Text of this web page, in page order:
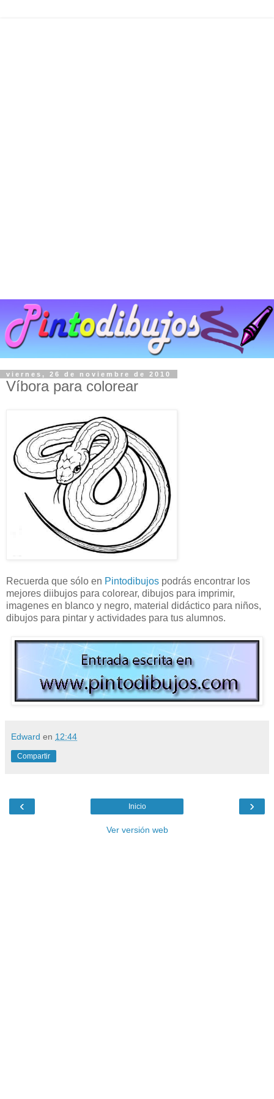
viernes, 26 de noviembre de 2010
Víbora para colorear
Recuerda que sólo en Pintodibujos podrás encontrar los
mejores diibujos para colorear, dibujos para imprimir,
imagenes en blanco y negro, material didáctico para niños,
dibujos para pintar y actividades para tus alumnos.
Edward en 12:44
Compartir
‹ ›
Inicio
Ver versión web